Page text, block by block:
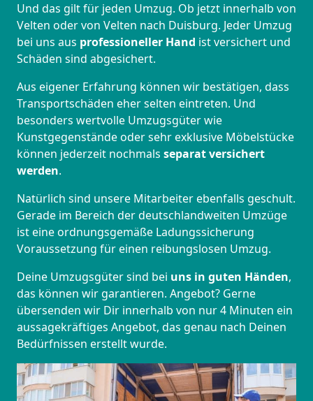
Und das gilt für jeden Umzug. Ob jetzt innerhalb von
Velten oder von Velten nach Duisburg. Jeder Umzug
bei uns aus professioneller Hand ist versichert und
Schäden sind abgesichert.
Aus eigener Erfahrung können wir bestätigen, dass
Transportschäden eher selten eintreten. Und
besonders wertvolle Umzugsgüter wie
Kunstgegenstände oder sehr exklusive Möbelstücke
können jederzeit nochmals separat versichert
werden.
Natürlich sind unsere Mitarbeiter ebenfalls geschult.
Gerade im Bereich der deutschlandweiten Umzüge
ist eine ordnungsgemäße Ladungssicherung
Voraussetzung für einen reibungslosen Umzug.
Deine Umzugsgüter sind bei uns in guten Händen,
das können wir garantieren. Angebot? Gerne
übersenden wir Dir innerhalb von nur 4 Minuten ein
aussagekräftiges Angebot, das genau nach Deinen
Bedürfnissen erstellt wurde.